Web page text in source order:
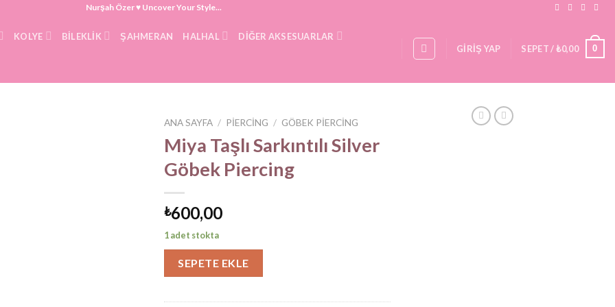
Nurşah Özer ♥ Uncover Your Style...
KOLYE BILEKLIK ŞAHMERAN HALHAL DIĞER AKSESUARLAR
GIRIŞ YAP SEPET /₺0,00 0
ANA SAYFA / PIERCING / GÖBEK PIERCING
Miya Taşlı Sarkıntılı Silver
Göbek Piercing
₺600,00
1 adet stokta
SEPETE EKLE